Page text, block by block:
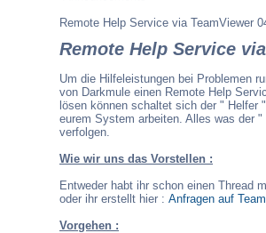
15.08.2025, 10:02
mist. hier wurde
wieder mal
Wicked
Was da wohl war
Pozilei
06.08.2025, 20:03
Insgesamt sind
registrierter, 0
Besucherrekord
Pozilei
Remote Help Service via TeamViewer
Remote Help Service
Um die Hilfeleistungen bei Problemen
von Darkmule einen Remote Help
lösen können schaltet sich der " Helfer
eurem System arbeiten. Alles was der
verfolgen.
Wie wir uns das Vorstellen :
Entweder habt ihr schon einen Thread
oder ihr erstellt hier : Anfragen auf
Vorgehen :